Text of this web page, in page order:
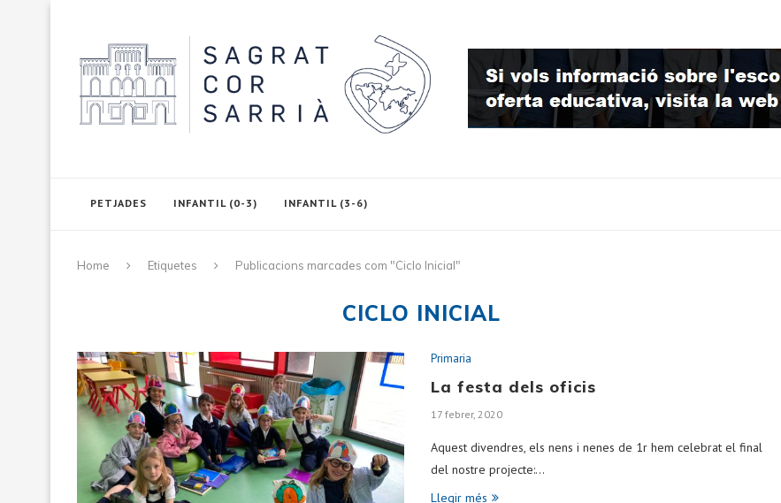
PETJADES INFANTIL (0-3) INFANTIL (3-6)
Home Etiquetes Publicacions marcades com "Ciclo Inicial"
CICLO INICIAL
Primaria
La festa dels oficis
17 febrer, 2020
Aquest divendres, els nens i nenes de 1r hem celebrat el final
del nostre projecte:…
Llegir més